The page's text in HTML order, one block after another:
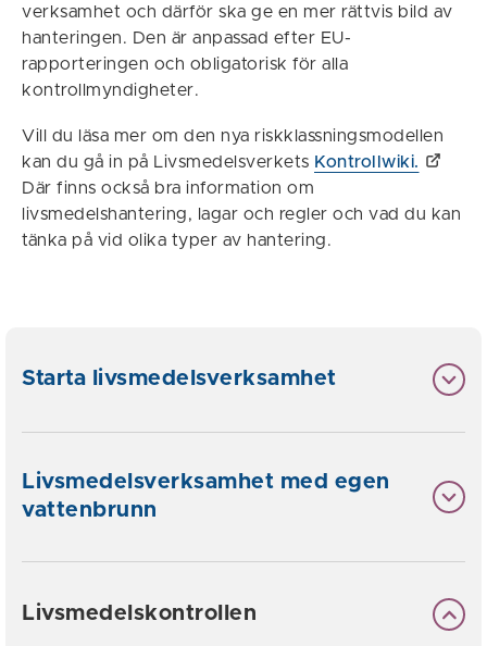
verksamhet och därför ska ge en mer rättvis bild av
hanteringen. Den är anpassad efter EU-
rapporteringen och obligatorisk för alla
kontrollmyndigheter.
Vill du läsa mer om den nya riskklassningsmodellen
kan du gå in på Livsmedelsverkets Kontrollwiki.
Där finns också bra information om
livsmedelshantering, lagar och regler och vad du kan
tänka på vid olika typer av hantering.
Starta livsmedelsverksamhet
Livsmedelsverksamhet med egen
vattenbrunn
Livsmedelskontrollen